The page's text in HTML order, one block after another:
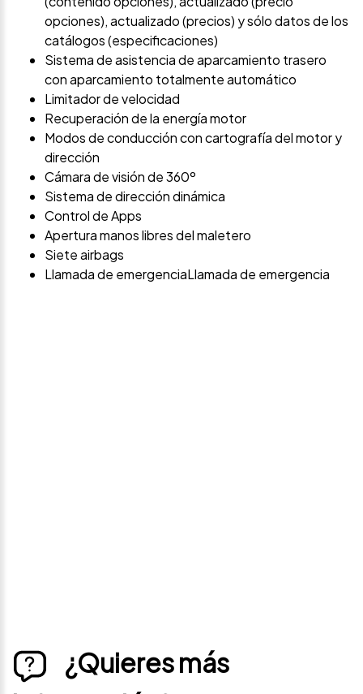
opciones), actualizado (precios) y sólo datos de los
catálogos (especificaciones)
Sistema de asistencia de aparcamiento trasero
con aparcamiento totalmente automático
Limitador de velocidad
Recuperación de la energía motor
Modos de conducción con cartografía del motor y
dirección
Cámara de visión de 360º
Sistema de dirección dinámica
Control de Apps
Apertura manos libres del maletero
Siete airbags
Llamada de emergenciaLlamada de emergencia
¿Quieres más